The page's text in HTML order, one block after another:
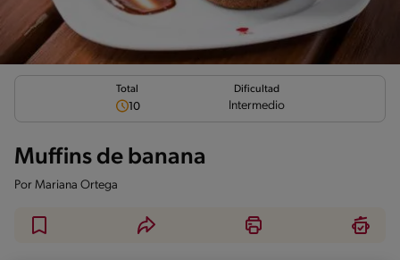
Total
10
Dificultad
Intermedio
Muffins de banana
Por Mariana Ortega